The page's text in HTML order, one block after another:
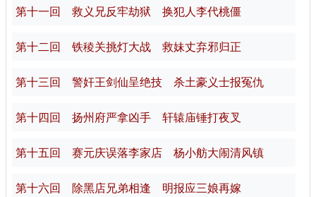
第十一回 救义兄反牢劫狱 换犯人李代桃僵
第十二回 铁稜关挑灯大战 救妹丈弃邪归正
第十三回 警奸王剑仙呈绝技 杀土豪义士报冤仇
第十四回 扬州府严拿凶手 轩辕庙锤打夜叉
第十五回 赛元庆误落李家店 杨小舫大闹清风镇
第十六回 除黑店兄弟相逢 明报应三娘再嫁